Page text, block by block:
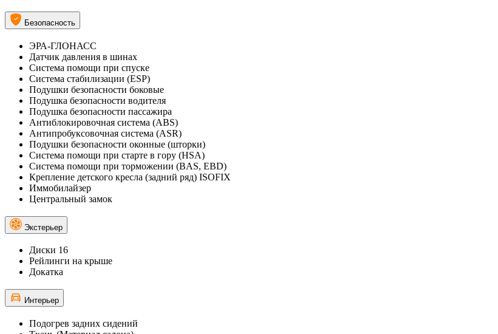
Безопасность
ЭРА-ГЛОНАСС
Датчик давления в шинах
Система помощи при спуске
Система стабилизации (ESP)
Подушки безопасности боковые
Подушка безопасности водителя
Подушка безопасности пассажира
Антиблокировочная система (ABS)
Антипробуксовочная система (ASR)
Подушки безопасности оконные (шторки)
Система помощи при старте в гору (HSA)
Система помощи при торможении (BAS, EBD)
Крепление детского кресла (задний ряд) ISOFIX
Иммобилайзер
Центральный замок
Экстерьер
Диски 16
Рейлинги на крыше
Докатка
Интерьер
Подогрев задних сидений